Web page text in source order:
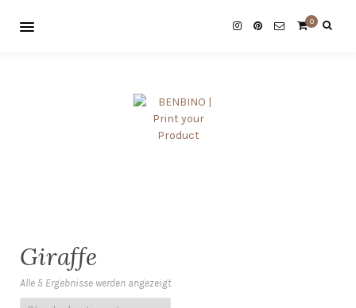
0
Giraffe
Alle 5 Ergebnisse werden angezeigt